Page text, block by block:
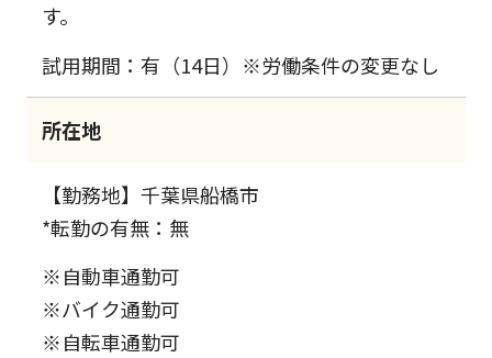
す。
試用期間：有（14日）※労働条件の変更なし
所在地
【勤務地】千葉県船橋市
*転勤の有無：無
※自動車通勤可
※バイク通勤可
※自転車通勤可